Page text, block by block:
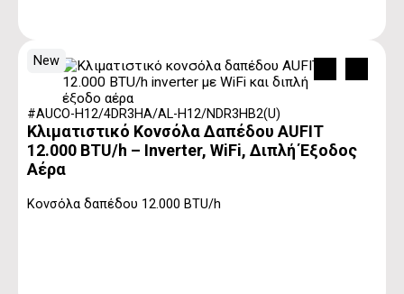
New
#AUCO-H12/4DR3HA/AL-H12/NDR3HB2(U)
Κλιματιστικό Κονσόλα Δαπέδου AUFIT
12.000 BTU/h – Inverter, WiFi, Διπλή Έξοδος
Αέρα
Κονσόλα δαπέδου 12.000 BTU/h